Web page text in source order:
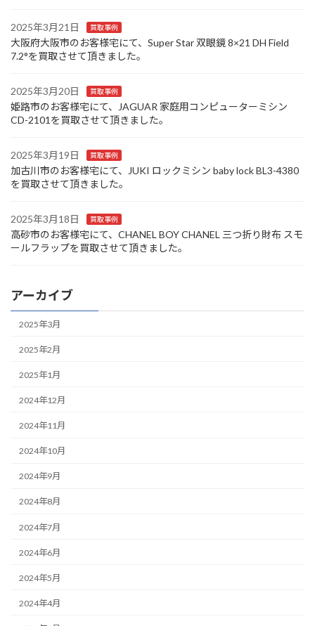
2025年3月21日 買取事例
大阪府大阪市のお客様宅にて、Super Star 双眼鏡 8×21 DH Field
7.2°を買取させて頂きました。
2025年3月20日 買取事例
姫路市のお客様宅にて、JAGUAR 家庭用コンピューターミシン
CD-2101を買取させて頂きました。
2025年3月19日 買取事例
加古川市のお客様宅にて、JUKI ロックミシン baby lock BL3-4380
を買取させて頂きました。
2025年3月18日 買取事例
高砂市のお客様宅にて、CHANEL BOY CHANEL 三つ折り財布 スモ
ールフラップを買取させて頂きました。
アーカイブ
2025年3月
2025年2月
2025年1月
2024年12月
2024年11月
2024年10月
2024年9月
2024年8月
2024年7月
2024年6月
2024年5月
2024年4月